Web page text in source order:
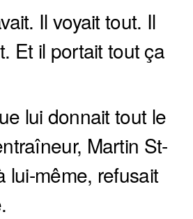
Il voyait tout. Il
Et il portait tout ça
lui donnait tout le
Martin St-
lui-même, refusait